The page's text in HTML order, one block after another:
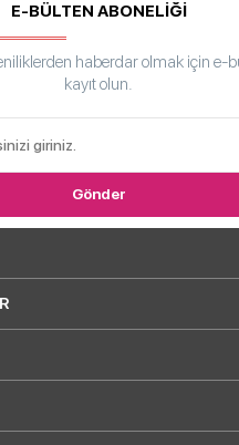
E-BÜLTEN ABONELİĞİ
haberdar olmak için e-
kayıt olun.